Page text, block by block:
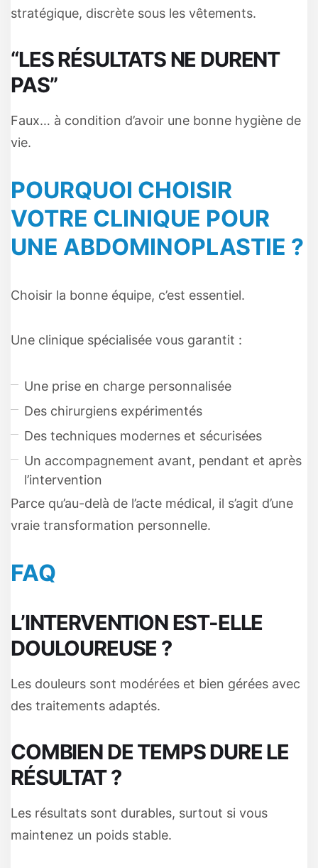
stratégique, discrète sous les vêtements.
“LES RÉSULTATS NE DURENT
PAS”
Faux… à condition d’avoir une bonne hygiène de
vie.
POURQUOI CHOISIR
VOTRE CLINIQUE POUR
UNE ABDOMINOPLASTIE ?
Choisir la bonne équipe, c’est essentiel.
Une clinique spécialisée vous garantit :
Une prise en charge personnalisée
Des chirurgiens expérimentés
Des techniques modernes et sécurisées
Un accompagnement avant, pendant et après
l’intervention
Parce qu’au-delà de l’acte médical, il s’agit d’une
vraie transformation personnelle.
FAQ
L’INTERVENTION EST-ELLE
DOULOUREUSE ?
Les douleurs sont modérées et bien gérées avec
des traitements adaptés.
COMBIEN DE TEMPS DURE LE
RÉSULTAT ?
Les résultats sont durables, surtout si vous
maintenez un poids stable.